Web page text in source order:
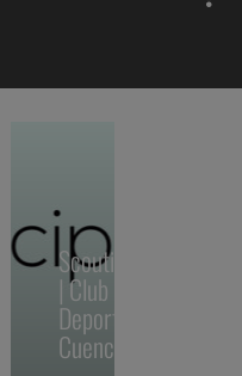
Scouting
| Club
Deportivo
Cuenca